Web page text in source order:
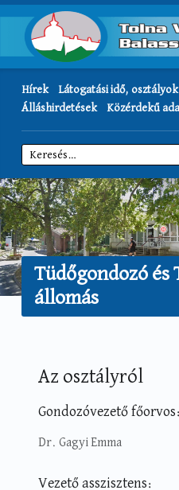
Hírek
Látogatási idő,
Álláshirdetések
Közérdekű
Keresés:
Tüdőgondozó és
állomás
Az osztályról
Gondozóvezető főorvos:
Dr. Gagyi Emma
Vezető asszisztens: